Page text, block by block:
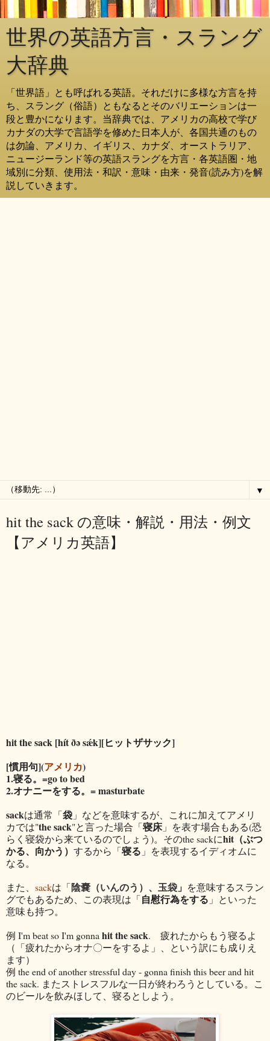
世界の英語方言・スラング
大辞典
「世界語」とも呼ばれる英語。それだけに多様な方言を持
ち、スラング（俗語）ともなるとそのバリエーションは一
段と豊かになります。当辞典では、アメリカの高校で学び
カナダの大学で言語学を修めた日本人が、各国共通のもの
は勿論、アメリカ、イギリス、カナダ、オーストラリア、
ニュージーランド等の英語スラングを方言・各英語圏・地
域別に分類、使用法・和訳・意味・由来・発音(読み方)を解
説していきます。
▼
hit the sack の意味・解説・用法・例文
【アメリカ英語】
hit the sack [hít ðə sǽk][ヒットザサック]
[慣用句](アメリカ)
1.寝る。=go to bed
2.オナニーをする。= masturbate
sackは通常「袋 」などを意味するが、これに加えてアメリ
カでは"the sack"と言った場合「寝床」を表す場合もある(恐
らく寝袋から来ているのでしょう)。そのthe sackにhit（ぶつ
かる、向かう） するから「寝る 」を表現するイディオムに
なる。
また、 sackは「陰嚢（いんのう）、玉袋 」 を意味するスラン
グでもあるため、この表現は「自慰行為をする 」といった
意味も持つ。
例 I'm beat so I'm gonna hit the sack. 疲れたからもう寝るよ
（「疲れたからオナ〇ーをするよ」、という訳にも成りえ
ます）
例 the end of another stressful day - gonna finish this beer and hit
the sack. またストレスフルな一日が終わろうとしている。こ
のビールを飲みほして、寝るとしよう。